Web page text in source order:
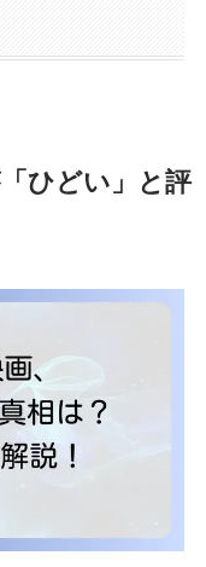
ひどい」と評